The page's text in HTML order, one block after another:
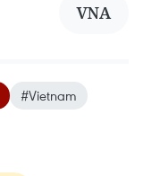
VNA
#Vietnam